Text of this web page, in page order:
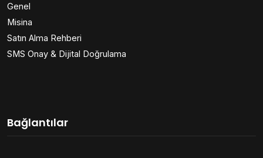
Genel
Misina
Satın Alma Rehberi
SMS Onay & Dijital Doğrulama
Bağlantılar